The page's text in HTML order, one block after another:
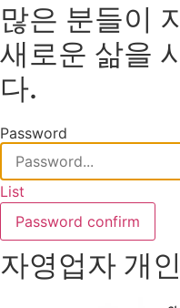
많은 분들이
새로운 삶을
다.
Password
List
Password confirm
자영업자 개